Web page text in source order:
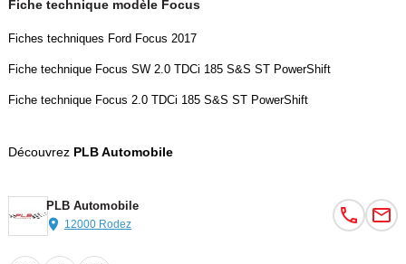
Fiche technique modèle Focus
Fiches techniques Ford Focus 2017
Fiche technique Focus SW 2.0 TDCi 185 S&S ST PowerShift
Fiche technique Focus 2.0 TDCi 185 S&S ST PowerShift
Découvrez PLB Automobile
PLB Automobile
12000 Rodez